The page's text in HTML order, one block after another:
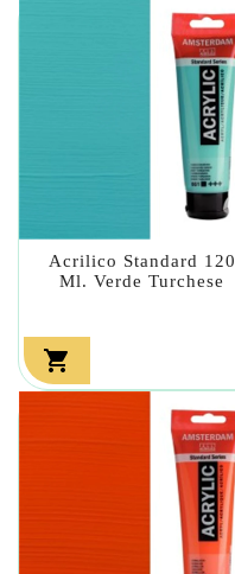
Acrilico Standard 120
Ml. Verde Turchese
